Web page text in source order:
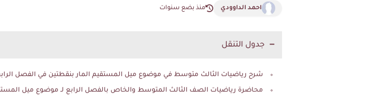
احمد الداوودي منذ بضع سنوات
جدول التنقل
شرح رياضيات الثالث متوسط في موضوع ميل المستقيم المار بنقطتين في الفصل
محاضرة رياضيات الصف الثالث المتوسط والخاص بالفصل الرابع لـ موضوع ميل